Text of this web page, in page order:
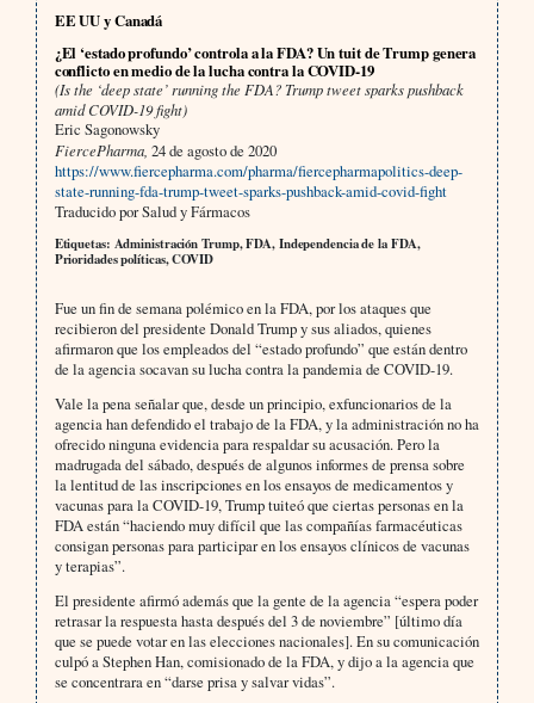
EE UU y Canadá
¿El ‘estado profundo’ controla a la FDA? Un tuit de Trump genera
conflicto en medio de la lucha contra la COVID-19
(Is the ‘deep state’ running the FDA? Trump tweet sparks pushback
amid COVID-19 fight)
Eric Sagonowsky
FiercePharma, 24 de agosto de 2020
https://www.fiercepharma.com/pharma/fiercepharmapolitics-deep-
state-running-fda-trump-tweet-sparks-pushback-amid-covid-fight
Traducido por Salud y Fármacos
Etiquetas: Administración Trump, FDA, Independencia de la FDA,
Prioridades políticas, COVID
Fue un fin de semana polémico en la FDA, por los ataques que
recibieron del presidente Donald Trump y sus aliados, quienes
afirmaron que los empleados del “estado profundo” que están dentro
de la agencia socavan su lucha contra la pandemia de COVID-19.
Vale la pena señalar que, desde un principio, exfuncionarios de la
agencia han defendido el trabajo de la FDA, y la administración no ha
ofrecido ninguna evidencia para respaldar su acusación. Pero la
madrugada del sábado, después de algunos informes de prensa sobre
la lentitud de las inscripciones en los ensayos de medicamentos y
vacunas para la COVID-19, Trump tuiteó que ciertas personas en la
FDA están “haciendo muy difícil que las compañías farmacéuticas
consigan personas para participar en los ensayos clínicos de vacunas
y terapias”.
El presidente afirmó además que la gente de la agencia “espera poder
retrasar la respuesta hasta después del 3 de noviembre” [último día
que se puede votar en las elecciones nacionales]. En su comunicación
culpó a Stephen Han, comisionado de la FDA, y dijo a la agencia que
se concentrara en “darse prisa y salvar vidas”.